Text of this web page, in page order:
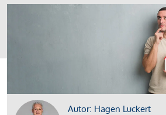
Autor: Hagen Luckert